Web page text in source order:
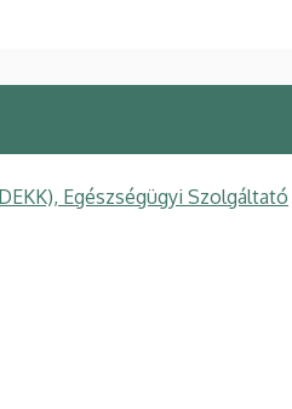
Egészségügyi Szolgáltató